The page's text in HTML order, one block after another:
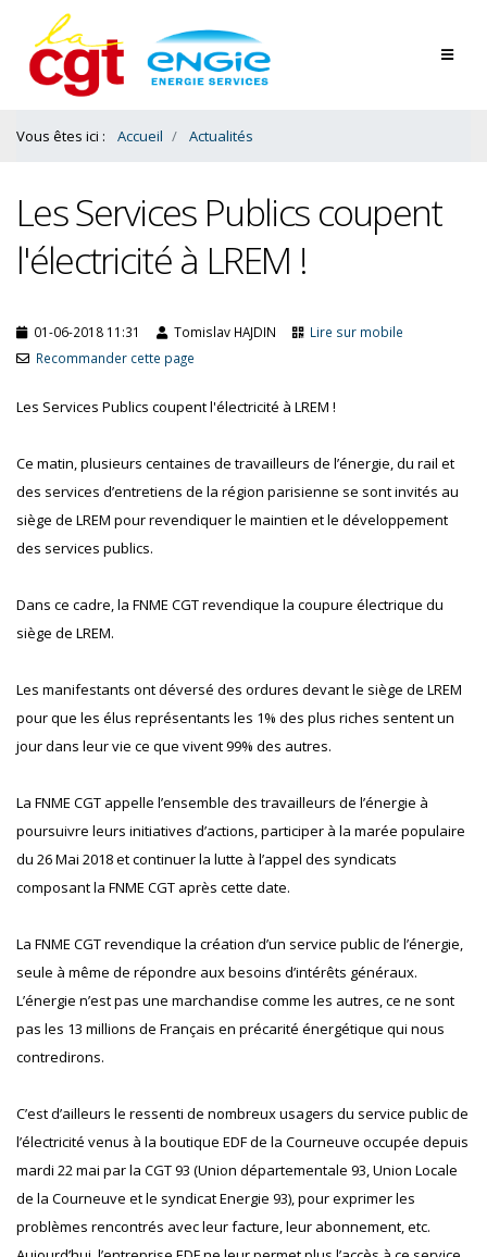
Contenu
Bas
Vous êtes ici : Accueil Actualités
Les Services Publics coupent
l'électricité à LREM !
01-06-2018 11:31 Tomislav HAJDIN
Lire sur mobile
Recommander cette page
Les Services Publics coupent l'électricité à LREM !
Ce matin, plusieurs centaines de travailleurs de l’énergie, du rail et
des services d’entretiens de la région parisienne se sont invités au
siège de LREM pour revendiquer le maintien et le développement
des services publics.
Dans ce cadre, la FNME CGT revendique la coupure électrique du
siège de LREM.
Les manifestants ont déversé des ordures devant le siège de LREM
pour que les élus représentants les 1% des plus riches sentent un
jour dans leur vie ce que vivent 99% des autres.
La FNME CGT appelle l’ensemble des travailleurs de l’énergie à
poursuivre leurs initiatives d’actions, participer à la marée populaire
du 26 Mai 2018 et continuer la lutte à l’appel des syndicats
composant la FNME CGT après cette date.
La FNME CGT revendique la création d’un service public de l’énergie,
seule à même de répondre aux besoins d’intérêts généraux.
L’énergie n’est pas une marchandise comme les autres, ce ne sont
pas les 13 millions de Français en précarité énergétique qui nous
contredirons.
C’est d’ailleurs le ressenti de nombreux usagers du service public de
l’électricité venus à la boutique EDF de la Courneuve occupée depuis
mardi 22 mai par la CGT 93 (Union départementale 93, Union Locale
de la Courneuve et le syndicat Energie 93), pour exprimer les
problèmes rencontrés avec leur facture, leur abonnement, etc.